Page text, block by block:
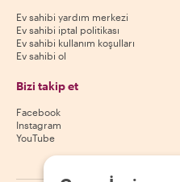
Ev sahibi yardım merkezi
Ev sahibi iptal politikası
Ev sahibi kullanım koşulları
Ev sahibi ol
Bizi takip et
Facebook
Instagram
YouTube